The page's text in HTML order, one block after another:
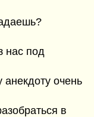
нас под
анекдоту очень
в